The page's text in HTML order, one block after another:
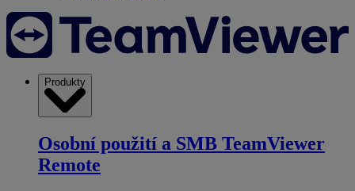
Produkty
Osobní použití a SMB TeamViewer
Remote